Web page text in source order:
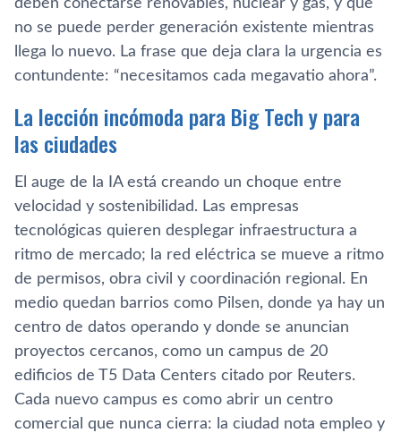
deben conectarse renovables, nuclear y gas, y que
no se puede perder generación existente mientras
llega lo nuevo. La frase que deja clara la urgencia es
contundente: “necesitamos cada megavatio ahora”.
La lección incómoda para Big Tech y para
las ciudades
El auge de la IA está creando un choque entre
velocidad y sostenibilidad. Las empresas
tecnológicas quieren desplegar infraestructura a
ritmo de mercado; la red eléctrica se mueve a ritmo
de permisos, obra civil y coordinación regional. En
medio quedan barrios como Pilsen, donde ya hay un
centro de datos operando y donde se anuncian
proyectos cercanos, como un campus de 20
edificios de T5 Data Centers citado por Reuters.
Cada nuevo campus es como abrir un centro
comercial que nunca cierra: la ciudad nota empleo y